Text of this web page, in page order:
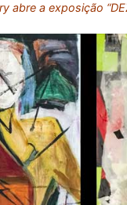
abre a exposição